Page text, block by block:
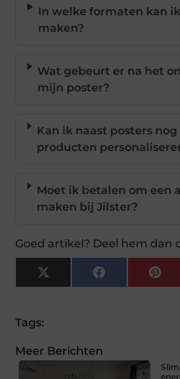
In welke formaten kan
maken?
Wat gebeurt er na het
mijn poster?
Kan ik naast posters
producten
Moet ik betalen om een
maken bij Jilster?
Goed artikel? Deel hem dan
X
(Twitter)
Facebook
Tags:
Meer Berichten